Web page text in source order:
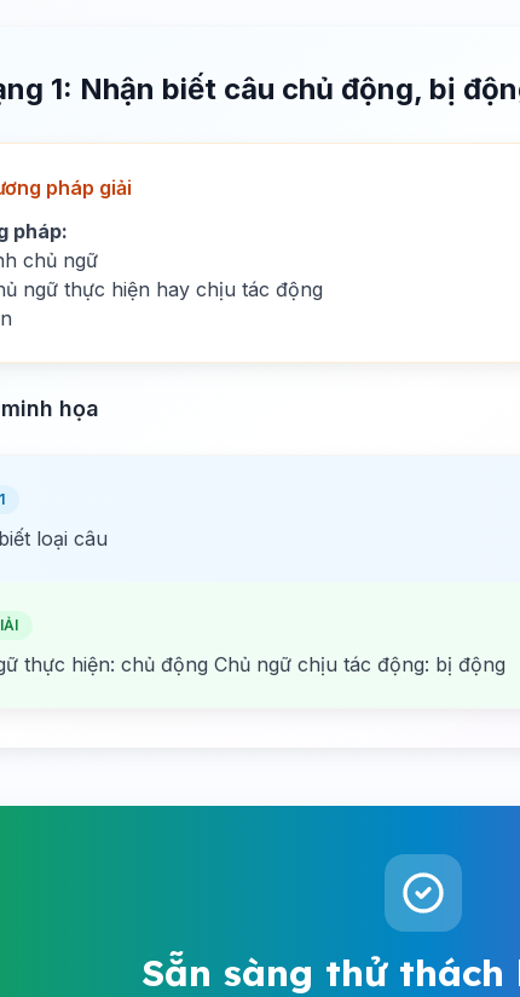
1: Nhận biết câu chủ động, bị
pháp giải
pháp:
chủ ngữ
ngữ thực hiện hay chịu tác động
họa
loại câu
thực hiện: chủ động Chủ ngữ chịu tác động: bị động
Sẵn sàng thử thách